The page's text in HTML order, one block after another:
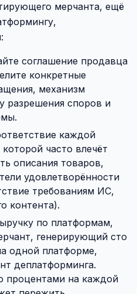
мерчанта, ещё
соглашение продавца
конкретные
механизм
разрешения споров и
каждой
часто влечёт
описания товаров,
удовлетворённости
требованиям ИС,
контента).
по платформам,
генерирующий сто
одной платформе,
деплатформинга.
процентами на каждой